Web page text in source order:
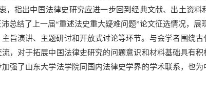
，指出中国法律史研究应进一步回到经典文献、出土资
总结了上一届“重述法史重大疑难问题”论文征选情况，展
旨演讲、主题研讨和开放式讨论等环节。与会学者围绕
，对于拓展中国法律史研究的问题意识和材料基础具有
强了山东大学法学院同国内法律史学界的学术联系，也